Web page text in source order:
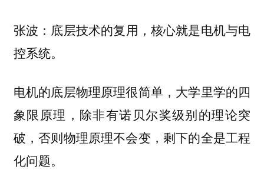
张波： 底层技术的复用，核心就是电机与电
控系统。
电机的底层物理原理很简单，大学里学的四
象限原理，除非有诺贝尔奖级别的理论突
破，否则物理原理不会变，剩下的全是工程
化问题。